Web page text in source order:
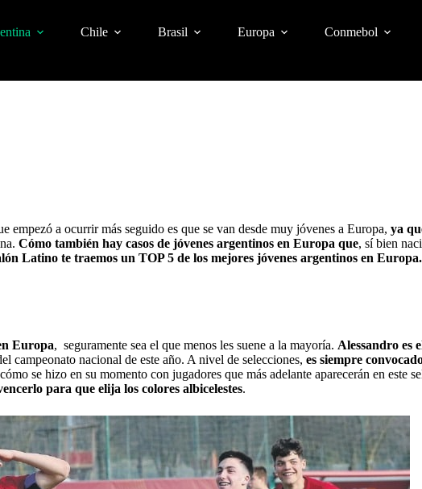
Chile Brasil Europa Conmebol
empezó a ocurrir más seguido es que se van desde muy jóvenes a Europa, ya
Cómo también hay casos de jóvenes argentinos en Europa que, sí bien
Latino te traemos un TOP 5 de los mejores jóvenes argentinos en Europa.
Europa, seguramente sea el que menos les suene a la mayoría. Alessandro es
campeonato nacional de este año. A nivel de selecciones, es siempre
se hizo en su momento con jugadores que más adelante aparecerán en este
para que elija los colores albicelestes.